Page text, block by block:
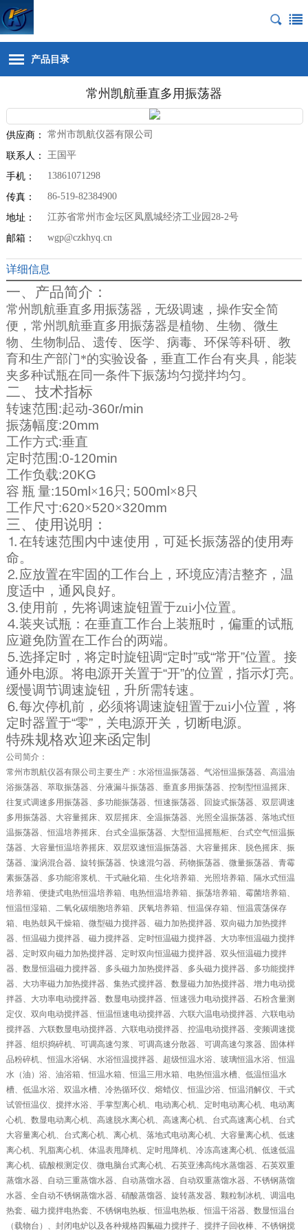
产品目录
常州凯航垂直多用振荡器
供应商： 常州市凯航仪器有限公司
联系人： 王国平
手机： 13861071298
传真： 86-519-82384900
地址： 江苏省常州市金坛区凤凰城经济工业园28-2号
邮箱： wgp@czkhyq.cn
详细信息
一、产品简介：
常州凯航垂直多用振荡器，无级调速，操作安全简
便，常州凯航垂直多用振荡器是植物、生物、微生
物、生物制品、遗传、医学、病毒、环保等科研、教
育和生产部门*的实验设备，垂直工作台有夹具，能装
夹多种试瓶在同一条件下振荡均匀搅拌均匀。
二、技术指标
转速范围:起动-360r/min
振荡幅度:20mm
工作方式:垂直
定时范围:0-120min
工作负载:20KG
容 瓶 量:150ml ×16只; 500ml ×8只
工作尺寸:620×520×320mm
三、使用说明：
⒈在转速范围内中速使用，可延长振荡器的使用寿
命。
⒉应放置在牢固的工作台上，环境应清洁整齐，温
度适中，通风良好。
⒊使用前，先将调速旋钮置于zui小位置。
⒋装夹试瓶：在垂直工作台上装瓶时，偏重的试瓶
应避免防置在工作台的两端。
⒌选择定时，将定时旋钮调“定时”或“常开”位置。接
通外电源。将电源开关置于“开”的位置，指示灯亮。
缓慢调节调速旋钮，升所需转速。
⒍每次停机前，必须将调速旋钮置于zui小位置，将
定时器置于“零”，关电源开关，切断电源。
特殊规格欢迎来函定制
公司简介：
常州市凯航仪器有限公司主要生产：水浴恒温振荡器、气浴恒温振荡器、高温油
浴振荡器、萃取振荡器、分液漏斗振荡器、垂直多用振荡器、控制型恒温摇床、
往复式调速多用振荡器、多功能振荡器、恒速振荡器、回旋式振荡器、双层调速
多用振荡器、大容量摇床、双层摇床、全温振荡器、光照全温振荡器、落地式恒
温振荡器、恒温培养摇床、台式全温振荡器、大型恒温摇瓶柜、台式空气恒温振
荡器、大容量恒温培养摇床、双层双速恒温振荡器、大容量摇床、脱色摇床、振
荡器、漩涡混合器、旋转振荡器、快速混匀器、药物振荡器、微量振荡器、青霉
素振荡器、多功能溶浆机、干式融化箱、生化培养箱、光照培养箱、隔水式恒温
培养箱、便捷式电热恒温培养箱、电热恒温培养箱、振荡培养箱、霉菌培养箱、
恒温恒湿箱、二氧化碳细胞培养箱、厌氧培养箱、恒温保存箱、恒温震荡保存
箱、电热鼓风干燥箱、微型磁力搅拌器、磁力加热搅拌器、双向磁力加热搅拌
器、恒温磁力搅拌器、磁力搅拌器、定时恒温磁力搅拌器、大功率恒温磁力搅拌
器、定时双向磁力加热搅拌器、定时双向恒温磁力搅拌器、双头恒温磁力搅拌
器、数显恒温磁力搅拌器、多头磁力加热搅拌器、多头磁力搅拌器、多功能搅拌
器、大功率磁力加热搅拌器、集热式搅拌器、数显磁力加热搅拌器、增力电动搅
拌器、大功率电动搅拌器、数显电动搅拌器、恒速强力电动搅拌器、石粉含量测
定仪、双向电动搅拌器、恒温恒速电动搅拌器、六联六温电动搅拌器、六联电动
搅拌器、六联数显电动搅拌器、六联电动搅拌器、控温电动搅拌器、变频调速搅
拌器、组织捣碎机、可调高速匀浆、可调高速分散器、可调高速匀浆器、固体样
品粉碎机、恒温水浴锅、水浴恒温搅拌器、超级恒温水浴、玻璃恒温水浴、恒温
水（油）浴、油浴箱、恒温水箱、恒温三用水箱、电热恒温水槽、低温恒温水
槽、低温水浴、双温水槽、冷热循环仪、熔蜡仪、恒温沙浴、恒温消解仪、干式
试管恒温仪、搅拌水浴、手掌型离心机、电动离心机、定时电动离心机、电动离
心机、数显电动离心机、高速脱水离心机、高速离心机、台式高速离心机、台式
大容量离心机、台式离心机、离心机、落地式电动离心机、大容量离心机、低速
离心机、乳脂离心机、体温表甩降机、定时甩降机、冷冻高速离心机、低速低温
离心机、硫酸根测定仪、微电脑台式离心机、石英亚沸高纯水蒸馏器、石英双重
蒸馏水器、自动三重蒸馏水器、自动蒸馏水器、自动双重蒸馏水器、不锈钢蒸馏
水器、全自动不锈钢蒸馏水器、硝酸蒸馏器、旋转蒸发器、颗粒制冰机、调温电
热套、磁力搅拌电热套、不锈钢电热板、恒温电热板、恒温干浴器、数显恒温台
（载物台）、封闭电炉以及各种规格四氟磁力搅拌子、搅拌子回收棒、不锈钢搅